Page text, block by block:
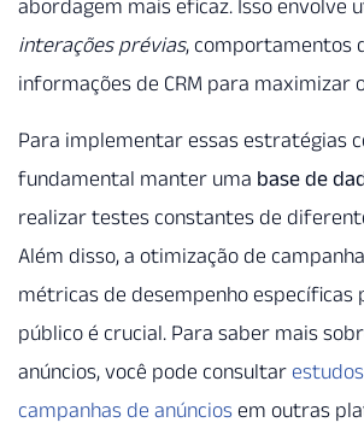
abordagem mais eficaz. Isso envolve
interações prévias, comportamentos
informações de CRM para maximizar o
Para implementar essas estratégias
fundamental manter uma base de
realizar testes constantes de
Além disso, a otimização de
métricas de desempenho específicas
público é crucial. Para saber mais
anúncios, você pode consultar
campanhas de anúncios em outras